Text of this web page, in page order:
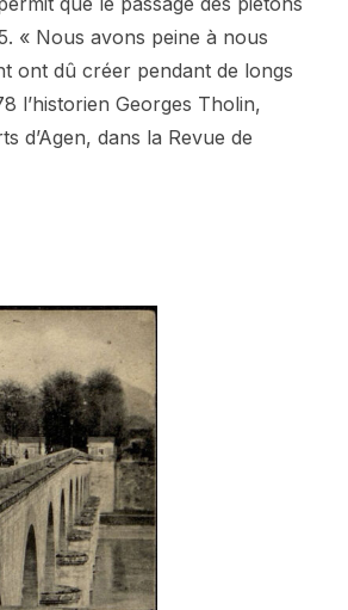
« Nous avons peine à nous
ont dû créer pendant de longs
l’historien Georges Tholin,
d’Agen, dans la Revue de